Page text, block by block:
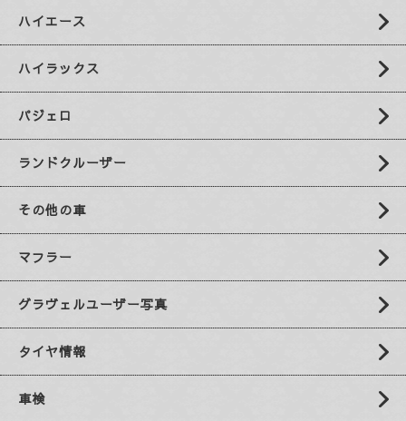
ハイエース
ハイラックス
パジェロ
ランドクルーザー
その他の車
マフラー
グラヴェルユーザー写真
タイヤ情報
車検